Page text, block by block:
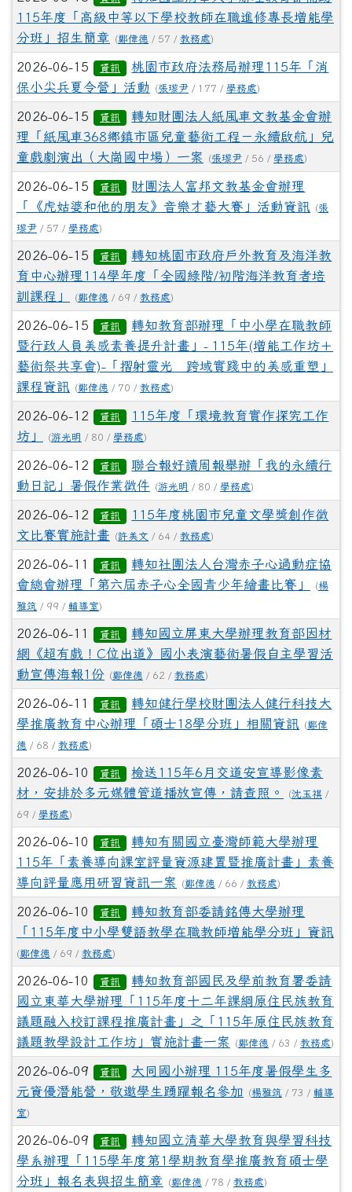
115年度「高級中等以下學校教師在職進修專長增能學
分班」招生簡章
(鄭偉德 / 57 / 教務處)
2026-06-15 資訊
桃園市政府法務局辦理115年「消
保小尖兵夏令營」活動
(張瓈尹 / 177 / 學務處)
2026-06-15 資訊
轉知財團法人紙風車文教基金會辦
理「紙風車368鄉鎮市區兒童藝術工程－永續啟航」兒
童戲劇演出（大崗國中場）一案
(張瓈尹 / 56 / 學務處)
2026-06-15 資訊
財團法人富邦文教基金會辦理
「《虎姑婆和他的朋友》音樂才藝大賽」活動資訊
(張
瓈尹 / 57 / 學務處)
2026-06-15 資訊
轉知桃園市政府戶外教育及海洋教
育中心辦理114學年度「全國綠階/初階海洋教育者培
訓課程」
(鄭偉德 / 69 / 教務處)
2026-06-15 資訊
轉知教育部辦理「中小學在職教師
暨行政人員美感素養提升計畫」- 115年(增能工作坊＋
藝術祭共享會)-「摺射靈光∞跨域實踐中的美感重塑」
課程資訊
(鄭偉德 / 70 / 教務處)
2026-06-12 資訊
115年度「環境教育實作探究工作
坊」
(游光明 / 80 / 學務處)
2026-06-12 資訊
聯合報好讀周報舉辦「我的永續行
動日記」暑假作業徵件
(游光明 / 80 / 學務處)
2026-06-12 資訊
115年度桃園市兒童文學獎創作徵
文比賽實施計畫
(許美文 / 64 / 教務處)
2026-06-11 資訊
轉知社團法人台灣赤子心過動症協
會總會辦理「第六屆赤子心全國青少年繪畫比賽」
(楊
雅筑 / 99 / 輔導室)
2026-06-11 資訊
轉知國立屏東大學辦理教育部因材
網《超有戲！C位出道》國小表演藝術暑假自主學習活
動宣傳海報1份 (鄭偉德 / 62 / 教務處)
2026-06-11 資訊
轉知健行學校財團法人健行科技大
學推廣教育中心辦理「碩士18學分班」相關資訊
(鄭偉
德 / 68 / 教務處)
2026-06-10 資訊
檢送115年6月交道安宣導影像素
材，安排於多元媒體管道播放宣傳，請查照。
(沈玉祺 /
69 / 學務處)
2026-06-10 資訊
轉知有關國立臺灣師範大學辦理
115年「素養導向課室評量資源建置暨推廣計畫」素養
導向評量應用研習資訊一案
(鄭偉德 / 66 / 教務處)
2026-06-10 資訊
轉知教育部委請銘傳大學辦理
「115年度中小學雙語教學在職教師增能學分班」資訊
(鄭偉德 / 69 / 教務處)
2026-06-10 資訊
轉知教育部國民及學前教育署委請
國立東華大學辦理「115年度十二年課綱原住民族教育
議題融入校訂課程推廣計畫」之「115年原住民族教育
議題教學設計工作坊」實施計畫一案
(鄭偉德 / 63 / 教務處)
2026-06-09 資訊
大同國小辦理 115年度暑假學生多
元資優潛能營，敬邀學生踴躍報名參加
(楊雅筑 / 73 / 輔導
室)
2026-06-09 資訊
轉知國立清華大學教育與學習科技
學系辦理「115學年度第1學期教育學推廣教育碩士學
分班」報名表與招生簡章
(鄭偉德 / 78 / 教務處)